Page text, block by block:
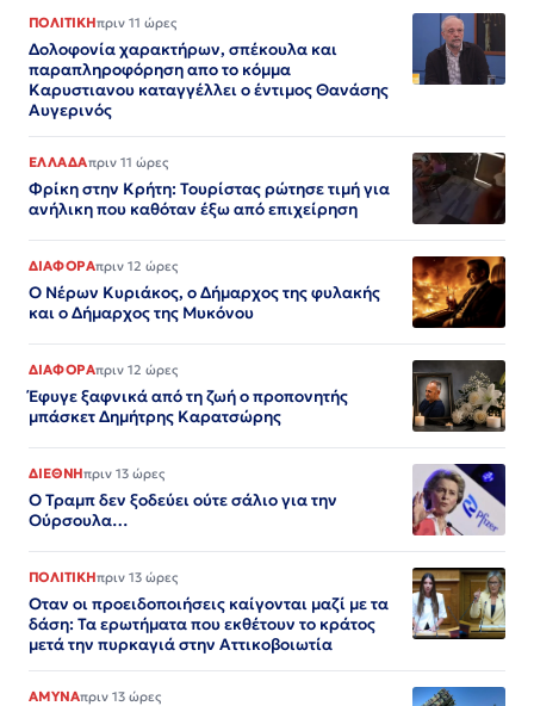
ΠΟΛΙΤΙΚΗπριν 11 ώρες
Δολοφονία χαρακτήρων, σπέκουλα και
παραπληροφόρηση απο το κόμμα
Καρυστιανου καταγγέλλει ο έντιμος Θανάσης
Αυγερινός
ΕΛΛΑΔΑπριν 11 ώρες
Φρίκη στην Κρήτη: Τουρίστας ρώτησε τιμή για
ανήλικη που καθόταν έξω από επιχείρηση
ΔΙΑΦΟΡΑπριν 12 ώρες
Ο Νέρων Κυριάκος, o Δήμαρχος της φυλακής
και ο Δήμαρχος της Μυκόνου
ΔΙΑΦΟΡΑπριν 12 ώρες
Έφυγε ξαφνικά από τη ζωή ο προπονητής
μπάσκετ Δημήτρης Καρατσώρης
ΔΙΕΘΝΗπριν 13 ώρες
Ο Τραμπ δεν ξοδεύει ούτε σάλιο για την
Ούρσουλα…
ΠΟΛΙΤΙΚΗπριν 13 ώρες
Οταν οι προειδοποιήσεις καίγονται μαζί με τα
δάση: Τα ερωτήματα που εκθέτουν το κράτος
μετά την πυρκαγιά στην Αττικοβοιωτία
ΑΜΥΝΑπριν 13 ώρες